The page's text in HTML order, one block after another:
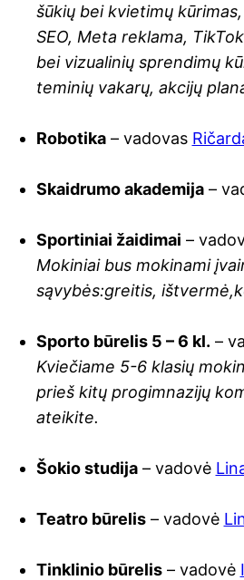
šūkių bei kvietimų
SEO, Meta reklama,
bei vizualinių sprendimų
teminių vakarų, akcijų
Robotika– vadovas
Skaidrumo akademija–
Sportiniai žaidimai –
Mokiniai bus mokinami
sąvybės:greitis,
Sporto būrelis 5 – 6 kl. –
Kviečiame 5-6 klasių
prieš kitų progimnazijų
ateikite.
Šokio studija– vadovė
Teatro būrelis– vadovė
Tinklinio būrelis– vadovė